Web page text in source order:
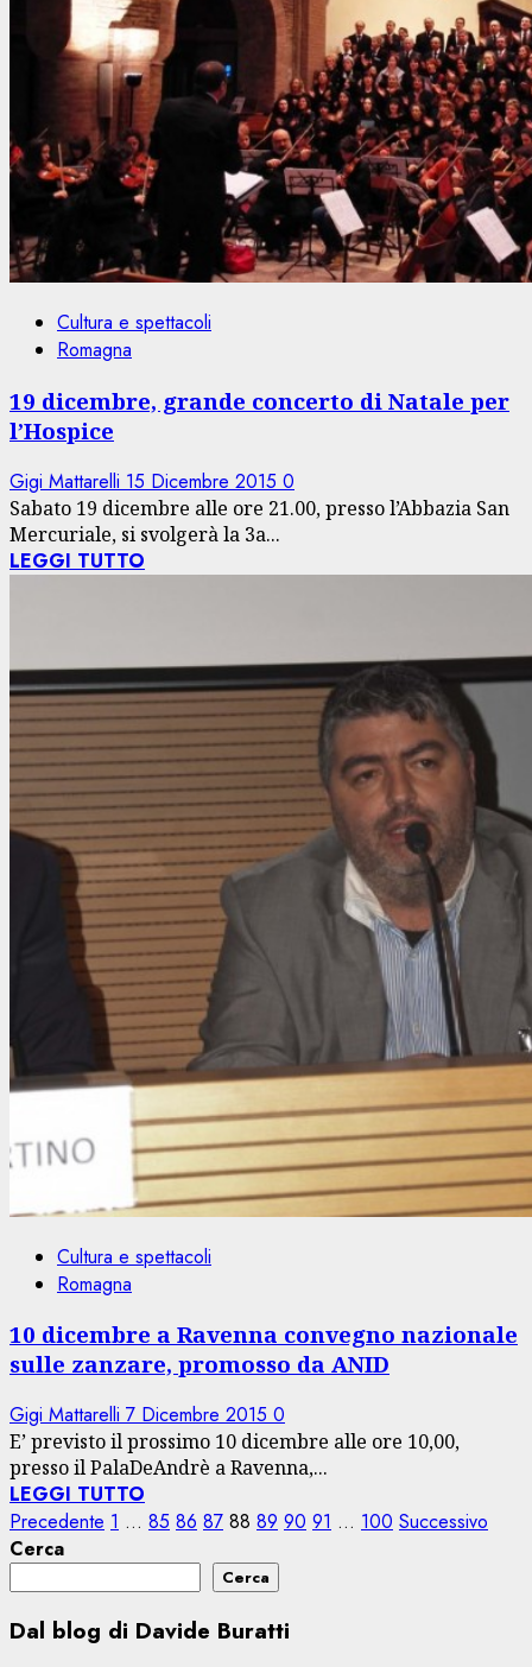
Cultura e spettacoli
Romagna
19 dicembre, grande concerto di Natale per
l’Hospice
Gigi Mattarelli 15 Dicembre 2015 0
Sabato 19 dicembre alle ore 21.00, presso l’Abbazia San
Mercuriale, si svolgerà la 3a...
LEGGI TUTTO
Cultura e spettacoli
Romagna
10 dicembre a Ravenna convegno nazionale
sulle zanzare, promosso da ANID
Gigi Mattarelli 7 Dicembre 2015 0
E’ previsto il prossimo 10 dicembre alle ore 10,00,
presso il PalaDeAndrè a Ravenna,...
LEGGI TUTTO
Paginazione
degli
articoli
Precedente 1 … 85 86 87 88 89 90 91 … 100 Successivo
Cerca
Cerca
Dal blog di Davide Buratti